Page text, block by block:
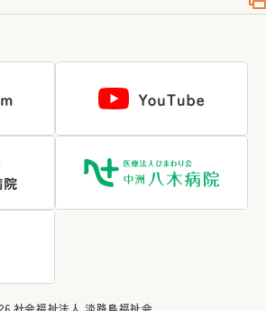
社会福祉法人 淡路島福祉会